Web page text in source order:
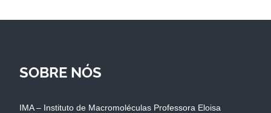
SOBRE NÓS
IMA – Instituto de Macromoléculas Professora Eloisa